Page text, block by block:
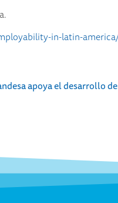
in-latin-